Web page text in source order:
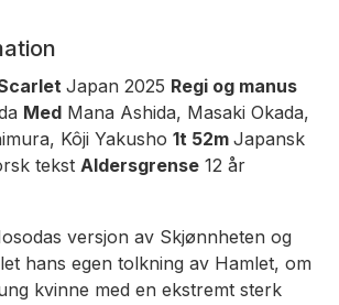
Japan 2025 Regi og manus
Med Mana Ashida, Masaki Okada,
Kôji Yakusho 1t 52m Japansk
tekst Aldersgrense12 år
versjon av Skjønnheten og
hans egen tolkning av Hamlet, om
kvinne med en ekstremt sterk